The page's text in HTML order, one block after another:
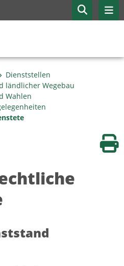
Dienststellen
ländlicher Wegebau
Wahlen